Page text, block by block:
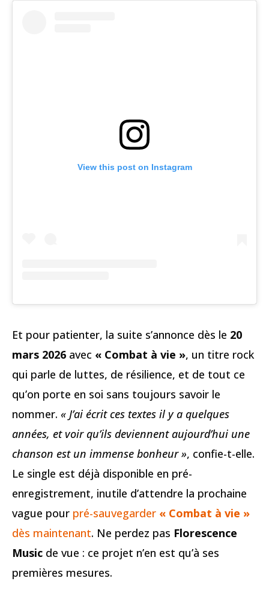
View this post on Instagram
Et pour patienter, la suite s’annonce dès le 20
mars 2026 avec « Combat à vie », un titre rock
qui parle de luttes, de résilience, et de tout ce
qu’on porte en soi sans toujours savoir le
nommer. « J’ai écrit ces textes il y a quelques
années, et voir qu’ils deviennent aujourd’hui une
chanson est un immense bonheur », confie-t-elle.
Le single est déjà disponible en pré-
enregistrement, inutile d’attendre la prochaine
vague pour pré-sauvegarder « Combat à vie »
dès maintenant. Ne perdez pas Florescence
Music de vue : ce projet n’en est qu’à ses
premières mesures.